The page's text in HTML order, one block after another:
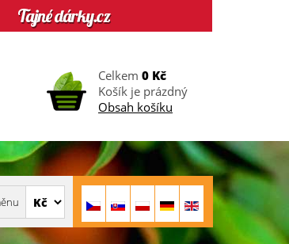
Celkem 0 Kč
Košík je prázdný
Obsah košíku